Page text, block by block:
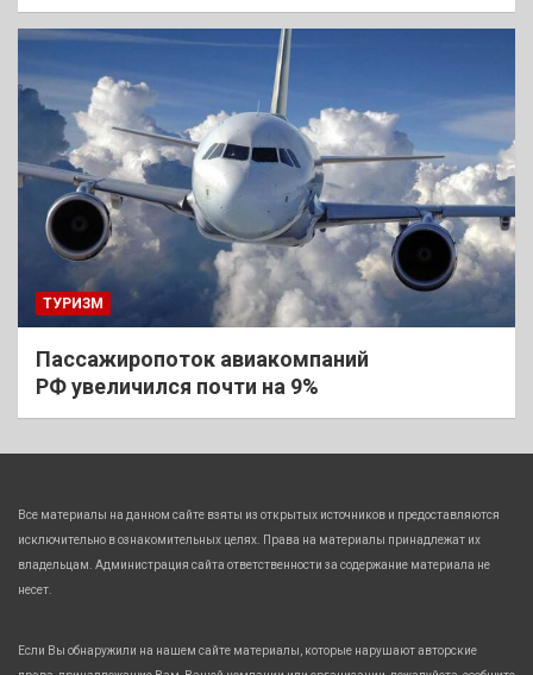
ТУРИЗМ
Пассажиропоток авиакомпаний
РФ увеличился почти на 9%
Все материалы на данном сайте взяты из открытых источников и предоставляются
исключительно в ознакомительных целях. Права на материалы принадлежат их
владельцам. Администрация сайта ответственности за содержание материала не
несет.
Если Вы обнаружили на нашем сайте материалы, которые нарушают авторские